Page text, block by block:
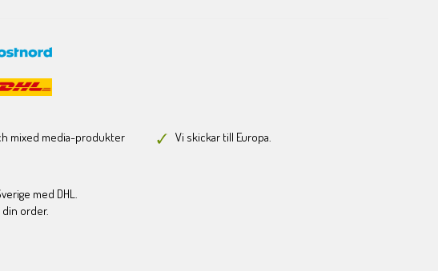
mixed media-produkter Vi skickar till Europa.
med DHL.
din order.